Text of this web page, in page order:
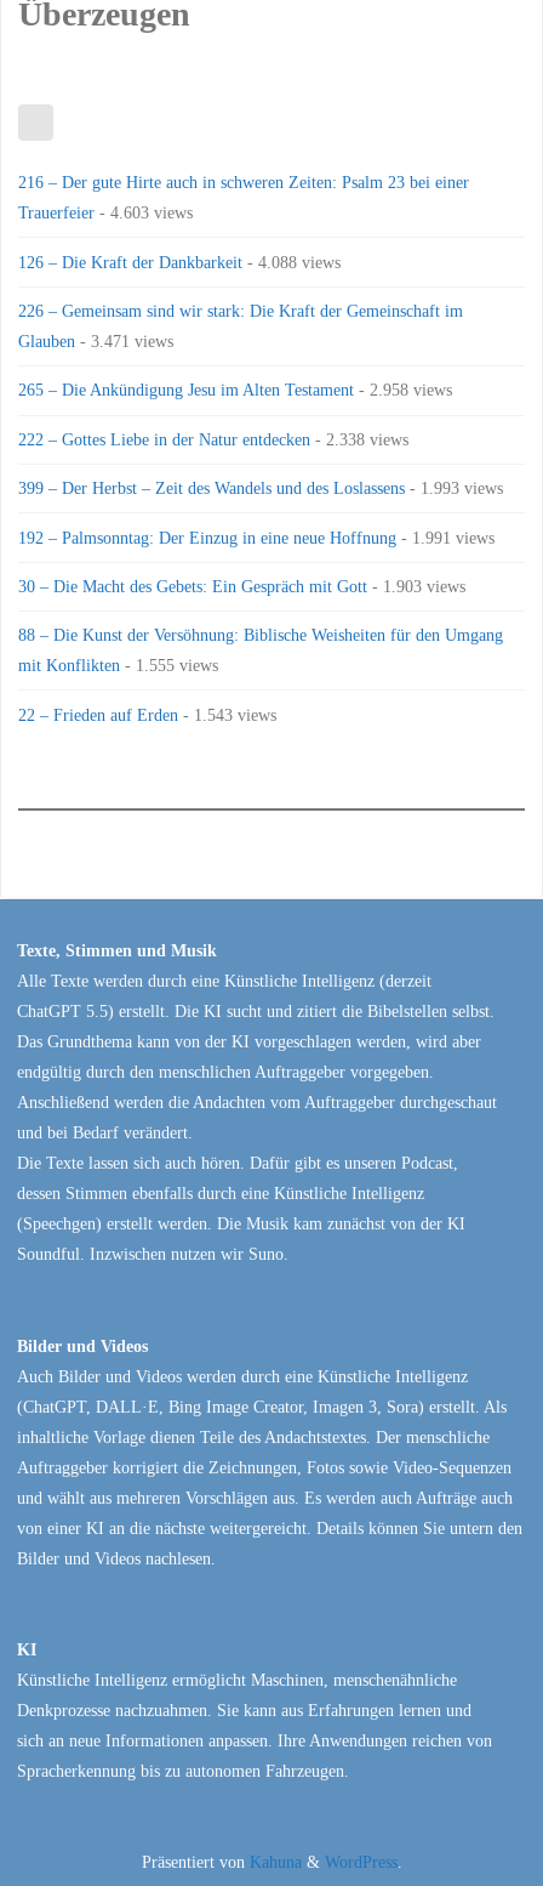
Überzeugen
216 – Der gute Hirte auch in schweren Zeiten: Psalm 23 bei einer
Trauerfeier - 4.603 views
126 – Die Kraft der Dankbarkeit - 4.088 views
226 – Gemeinsam sind wir stark: Die Kraft der Gemeinschaft im
Glauben - 3.471 views
265 – Die Ankündigung Jesu im Alten Testament - 2.958 views
222 – Gottes Liebe in der Natur entdecken - 2.338 views
399 – Der Herbst – Zeit des Wandels und des Loslassens - 1.993 views
192 – Palmsonntag: Der Einzug in eine neue Hoffnung - 1.991 views
30 – Die Macht des Gebets: Ein Gespräch mit Gott - 1.903 views
88 – Die Kunst der Versöhnung: Biblische Weisheiten für den Umgang
mit Konflikten - 1.555 views
22 – Frieden auf Erden - 1.543 views
Texte, Stimmen und Musik
Alle Texte werden durch eine Künstliche Intelligenz (derzeit
ChatGPT 5.5) erstellt. Die KI sucht und zitiert die Bibelstellen selbst.
Das Grundthema kann von der KI vorgeschlagen werden, wird aber
endgültig durch den menschlichen Auftraggeber vorgegeben.
Anschließend werden die Andachten vom Auftraggeber durchgeschaut
und bei Bedarf verändert.
Die Texte lassen sich auch hören. Dafür gibt es unseren Podcast,
dessen Stimmen ebenfalls durch eine Künstliche Intelligenz
(Speechgen) erstellt werden. Die Musik kam zunächst von der KI
Soundful. Inzwischen nutzen wir Suno.
Bilder und Videos
Auch Bilder und Videos werden durch eine Künstliche Intelligenz
(ChatGPT, DALL·E, Bing Image Creator, Imagen 3, Sora) erstellt. Als
inhaltliche Vorlage dienen Teile des Andachtstextes. Der menschliche
Auftraggeber korrigiert die Zeichnungen, Fotos sowie Video-Sequenzen
und wählt aus mehreren Vorschlägen aus. Es werden auch Aufträge auch
von einer KI an die nächste weitergereicht. Details können Sie untern den
Bilder und Videos nachlesen.
KI
Künstliche Intelligenz ermöglicht Maschinen, menschenähnliche
Denkprozesse nachzuahmen. Sie kann aus Erfahrungen lernen und
sich an neue Informationen anpassen. Ihre Anwendungen reichen von
Spracherkennung bis zu autonomen Fahrzeugen.
Präsentiert vonKahuna& WordPress.